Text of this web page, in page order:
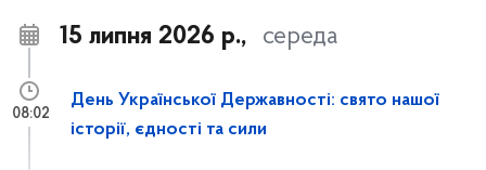
15 липня 2026 р., середа
День Української Державності: свято нашої
історії, єдності та сили
08:02